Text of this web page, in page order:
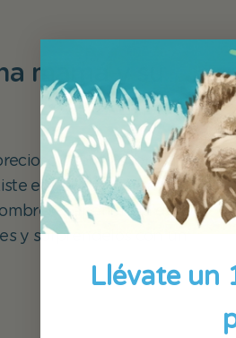
mamá y su
cuento sobre la
entre una mamá y su
y apariencia de los
y sorpréndelos con un
Llévate un